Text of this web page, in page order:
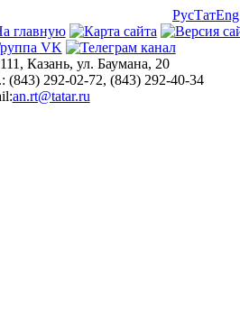
РусТатEng
Казань, ул. Баумана, 20
(843) 292-02-72, (843) 292-40-34
an.rt@tatar.ru